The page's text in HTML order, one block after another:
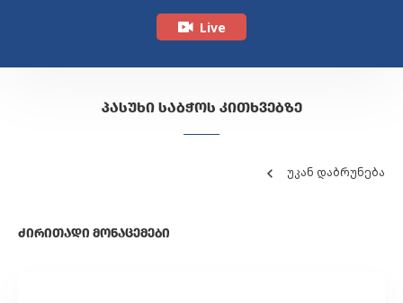
Live
ᲞᲐᲡᲣᲮᲘ ᲡᲐᲑᲭᲝᲡ ᲙᲘᲗᲮᲕᲔᲑᲖᲔ
უკან დაბრუნება
ᲫᲘᲠᲘᲗᲐᲓᲘ ᲛᲝᲜᲐᲪᲔᲛᲔᲑᲘ